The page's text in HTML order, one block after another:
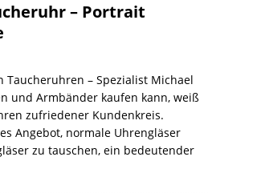
– Portrait
Taucheruhren – Spezialist Michael
und Armbänder kaufen kann, weiß
zufriedener Kundenkreis.
Angebot, normale Uhrengläser
zu tauschen, ein bedeutender